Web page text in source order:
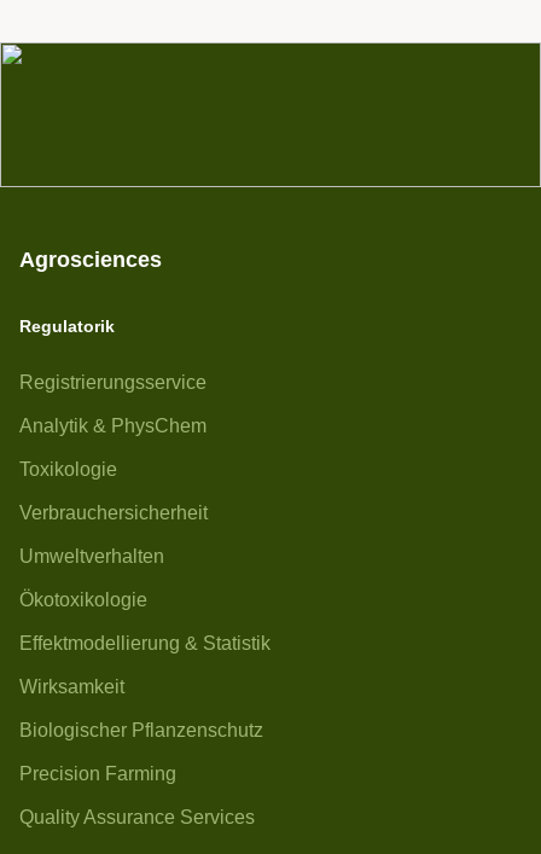
Agrosciences
Regulatorik
Registrierungsservice
Analytik & PhysChem
Toxikologie
Verbrauchersicherheit
Umweltverhalten
Ökotoxikologie
Effektmodellierung & Statistik
Wirksamkeit
Biologischer Pflanzenschutz
Precision Farming
Quality Assurance Services